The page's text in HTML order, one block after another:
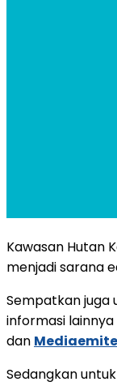
Kawasan Hutan
menjadi sarana
Sempatkan
informasi
dan
Sedangkan